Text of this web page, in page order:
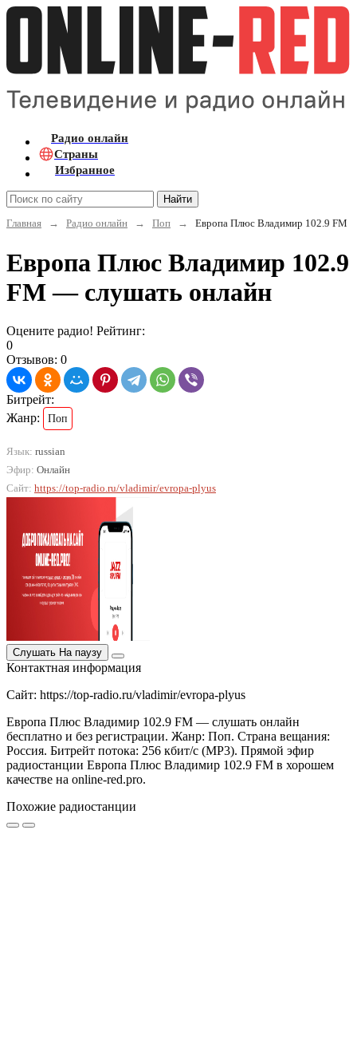
Радио онлайн
Страны
Избранное
Найти
Главная
→ Радио онлайн → Поп → Европа Плюс Владимир 102.9 FM
Европа Плюс Владимир 102.9
FM — слушать онлайн
Оцените радио! Рейтинг:
0
Отзывов: 0
Битрейт:
Жанр:
Поп
Язык: russian
Эфир: Онлайн
Сайт: https://top-radio.ru/vladimir/evropa-plyus
Слушать На паузу
Контактная информация
Сайт: https://top-radio.ru/vladimir/evropa-plyus
Европа Плюс Владимир 102.9 FM — слушать онлайн
бесплатно и без регистрации. Жанр: Поп. Страна вещания:
Россия. Битрейт потока: 256 кбит/с (MP3). Прямой эфир
радиостанции Европа Плюс Владимир 102.9 FM в хорошем
качестве на online-red.pro.
Похожие радиостанции